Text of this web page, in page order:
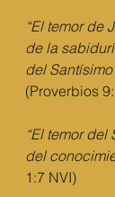
“El temor de
de la
del
(Proverbios
“El temor
del
1:7 NVI)